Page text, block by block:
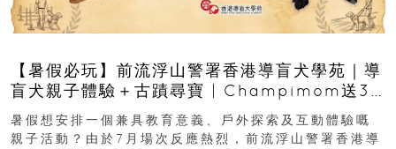
【暑假必玩】前流浮山警署香港導盲犬學苑｜導
盲犬親子體驗＋古蹟尋寶 | Champimom送3
組免費名額
暑假想安排一個兼具教育意義、戶外探索及互動體驗嘅
親子活動？由於7月場次反應熱烈，前流浮山警署香港導